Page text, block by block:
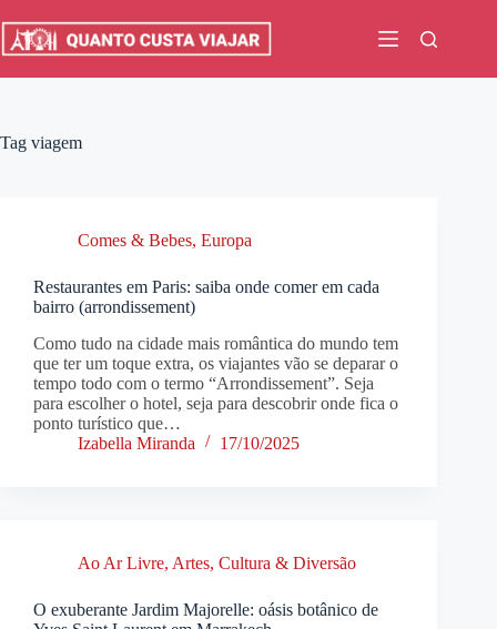
para
Tag viagem
Comes & Bebes, Europa
Restaurantes em Paris: saiba onde comer em cada
bairro (arrondissement)
Como tudo na cidade mais romântica do mundo tem
que ter um toque extra, os viajantes vão se deparar o
tempo todo com o termo “Arrondissement”. Seja
para escolher o hotel, seja para descobrir onde fica o
ponto turístico que…
Izabella Miranda
17/10/2025
Ao Ar Livre, Artes, Cultura & Diversão
O exuberante Jardim Majorelle: oásis botânico de